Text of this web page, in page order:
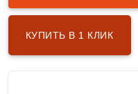
КУПИТЬ В 1 КЛИК